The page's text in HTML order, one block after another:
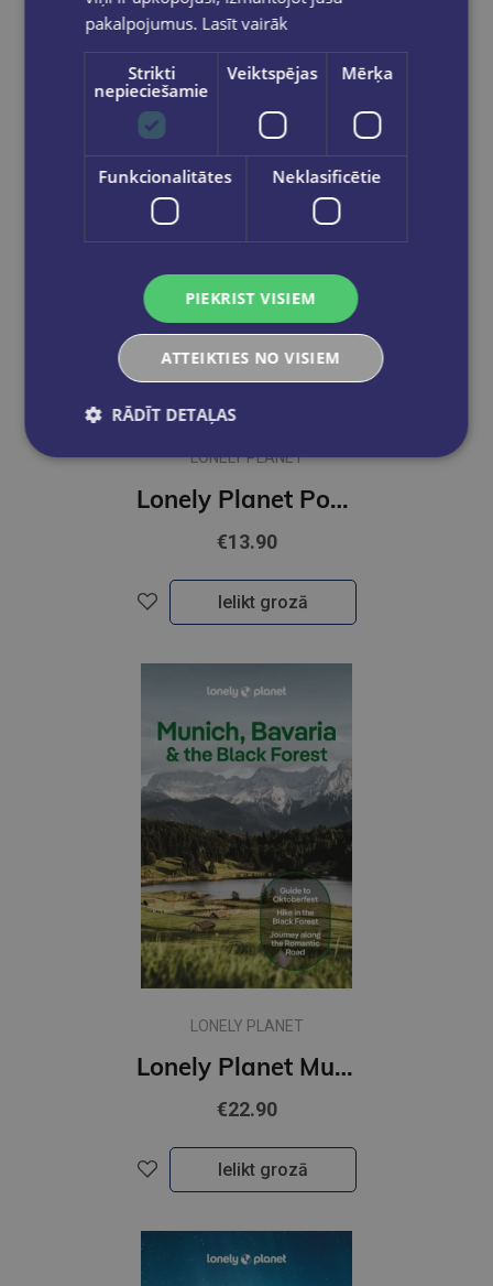
Ielikt grozā
LONELY PLANET
Lonely Planet Pocket Paris
€13.90
Ielikt grozā
LONELY PLANET
Lonely Planet Munich, Bavaria & the Black Forest
€22.90
Ielikt grozā
pakalpojumus. Lasīt vairāk
Strikti
nepieciešamie
Veiktspējas Mērķa
Funkcionalitātes Neklasificētie
PIEKRIST VISIEM
ATTEIKTIES NO VISIEM
RĀDĪT DETAĻAS